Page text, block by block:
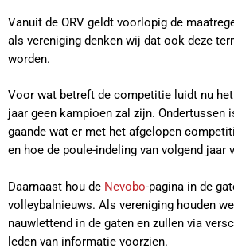
Vanuit de ORV geldt voorlopig de
als vereniging denken wij dat ook deze
worden.
Voor wat betreft de competitie luidt nu
jaar geen kampioen zal zijn. Ondertussen
gaande wat er met het afgelopen
en hoe de poule-indeling van volgend jaar
Daarnaast hou de Nevobo-pagina in de
volleybalnieuws. Als vereniging houden
nauwlettend in de gaten en zullen via
leden van informatie voorzien.